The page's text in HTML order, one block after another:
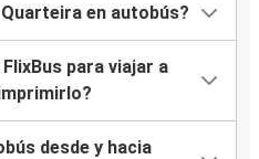
en autobús?
para viajar a
desde y hacia